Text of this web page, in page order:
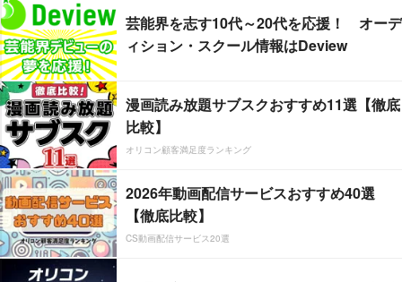
芸能界を志す10代～20代を応援！ オーデ
ィション・スクール情報はDeview
漫画読み放題サブスクおすすめ11選【徹底
比較】
オリコン顧客満足度ランキング
2026年動画配信サービスおすすめ40選
【徹底比較】
CS動画配信サービス20選